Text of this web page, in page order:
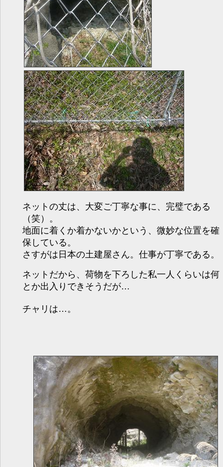
ネットの丈は、大変ご丁寧な事に、完璧である
（笑）。
地面に着くか着かないかという、微妙な位置を確
保している。
さすがは日本の土建屋さん。仕事が丁寧である。
ネットだから、荷物を下ろした私一人くらいは何
とか出入りできそうだが…
チャリは…。